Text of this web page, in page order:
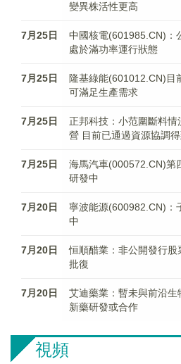
變異株活性更高
7月25日
中國核電(601985.CN)：
處於滿功率運行狀態
7月25日
隆基綠能(601012.CN)目
可滿足生產需求
7月25日
正邦科技：小范圍斷料
營 目前已通過資源協調
7月25日
海馬汽車(000572.CN)第
研發中
7月20日
寧波能源(600982.CN)：
中
7月20日
恒順醋業：非公開發行
批復
7月20日
艾迪藥業：暫未與前沿
新藥研發或合作
視頻